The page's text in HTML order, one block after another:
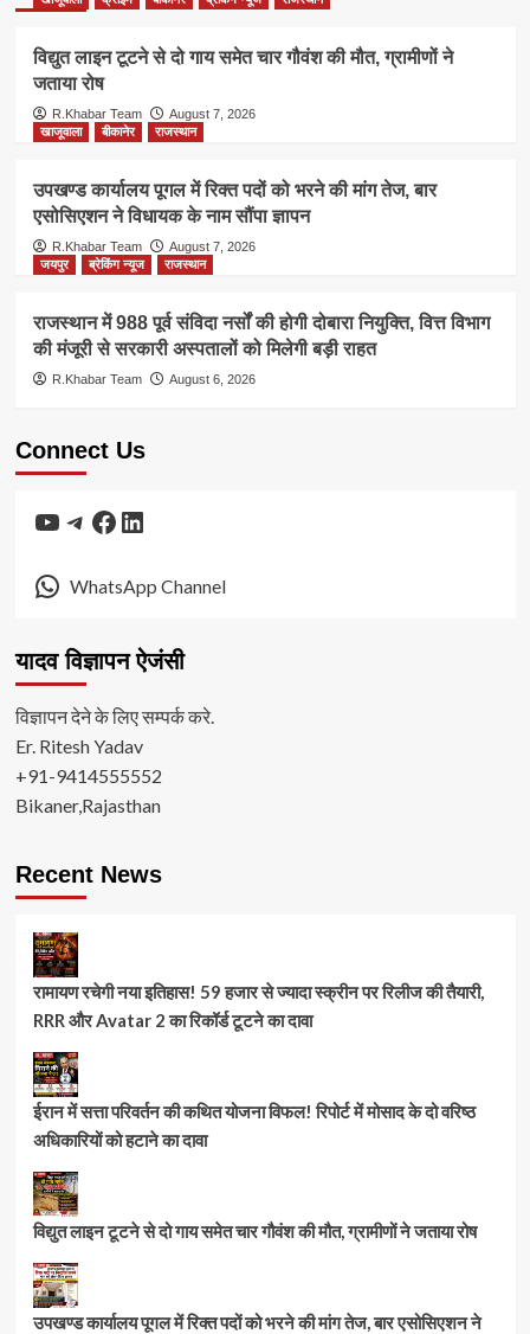
विद्युत लाइन टूटने से दो गाय समेत चार गौवंश की मौत, ग्रामीणों ने
जताया रोष
R.Khabar Team
August 7, 2026
खाजूवाला
बीकानेर राजस्थान
उपखण्ड कार्यालय पूगल में रिक्त पदों को भरने की मांग तेज, बार
एसोसिएशन ने विधायक के नाम सौंपा ज्ञापन
R.Khabar Team
August 7, 2026
जयपुर
ब्रेकिंग न्यूज राजस्थान
राजस्थान में 988 पूर्व संविदा नर्सों की होगी दोबारा नियुक्ति, वित्त विभाग
की मंजूरी से सरकारी अस्पतालों को मिलेगी बड़ी राहत
R.Khabar Team August 6, 2026
Connect Us
YouTube
Telegram
Facebook
LinkedIn
WhatsApp Channel
यादव विज्ञापन ऐजंसी
विज्ञापन देने के लिए सम्पर्क करे.
Er. Ritesh Yadav
+91-9414555552
Bikaner,Rajasthan
Recent News
रामायण रचेगी नया इतिहास! 59 हजार से ज्यादा स्क्रीन पर रिलीज की तैयारी,
RRR और Avatar 2 का रिकॉर्ड टूटने का दावा
ईरान में सत्ता परिवर्तन की कथित योजना विफल! रिपोर्ट में मोसाद के दो वरिष्ठ
अधिकारियों को हटाने का दावा
विद्युत लाइन टूटने से दो गाय समेत चार गौवंश की मौत, ग्रामीणों ने जताया रोष
उपखण्ड कार्यालय पूगल में रिक्त पदों को भरने की मांग तेज, बार एसोसिएशन ने